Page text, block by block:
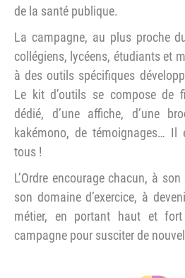
de la santé publique.
La campagne, au plus proche
collégiens, lycéens, étudiants et
à des outils spécifiques
Le kit d’outils se compose de
dédié, d’une affiche, d’une
kakémono, de témoignages…
tous !
L’Ordre encourage chacun, à
son domaine d’exercice, à
métier, en portant haut et
campagne pour susciter de